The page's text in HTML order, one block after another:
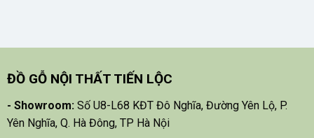
ĐỒ GỖ NỘI THẤT TIẾN LỘC
- Showroom: Số U8-L68 KĐT Đô Nghĩa, Đường Yên Lộ, P.
Yên Nghĩa, Q. Hà Đông, TP Hà Nội